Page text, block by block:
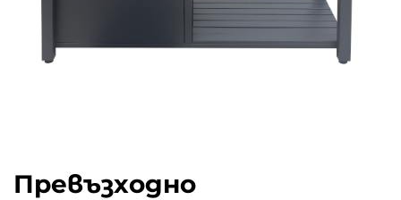
Превъзходно